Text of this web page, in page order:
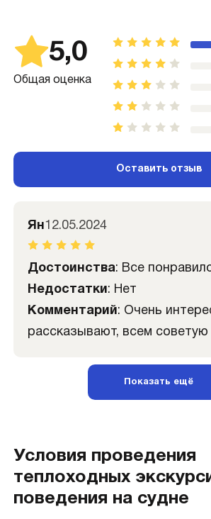
5,0
Общая оценка
Оставить отзыв
Ян12.05.2024
Достоинства: Все
Недостатки: Нет
Комментарий: Очень
рассказывают, всем советую
Показать ещё
Условия проведения
теплоходных
поведения на судне